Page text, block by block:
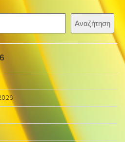
Αναζήτηση